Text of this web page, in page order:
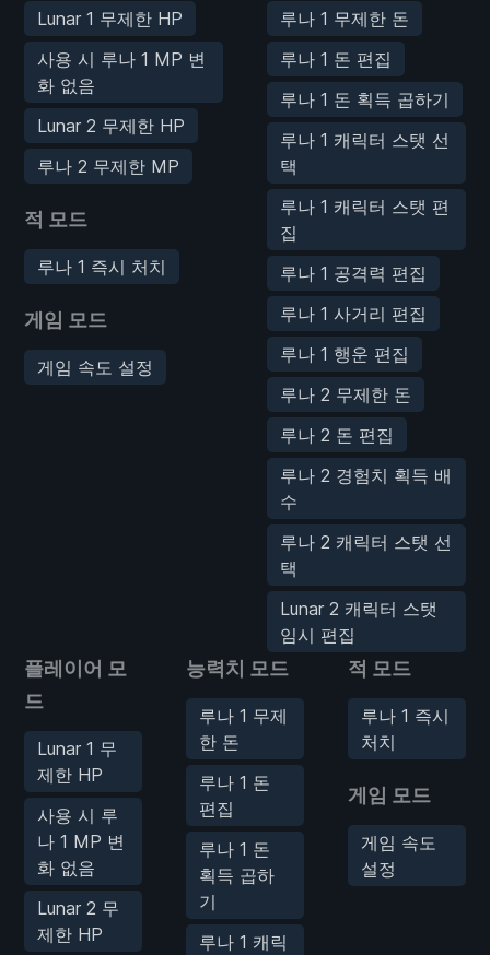
Lunar 1 무제한 HP
사용 시 루나 1 MP 변
화 없음
Lunar 2 무제한 HP
루나 2 무제한 MP
적 모드
루나 1 즉시 처치
게임 모드
게임 속도 설정
루나 1 무제한 돈
루나 1 돈 편집
루나 1 돈 획득 곱하기
루나 1 캐릭터 스탯 선
택
루나 1 캐릭터 스탯 편
집
루나 1 공격력 편집
루나 1 사거리 편집
루나 1 행운 편집
루나 2 무제한 돈
루나 2 돈 편집
루나 2 경험치 획득 배
수
루나 2 캐릭터 스탯 선
택
Lunar 2 캐릭터 스탯
임시 편집
플레이어 모
드
Lunar 1 무
제한 HP
사용 시 루
나 1 MP 변
화 없음
Lunar 2 무
제한 HP
능력치 모드
루나 1 무제
한 돈
루나 1 돈
편집
루나 1 돈
획득 곱하
기
루나 1 캐릭
적 모드
루나 1 즉시
처치
게임 모드
게임 속도
설정